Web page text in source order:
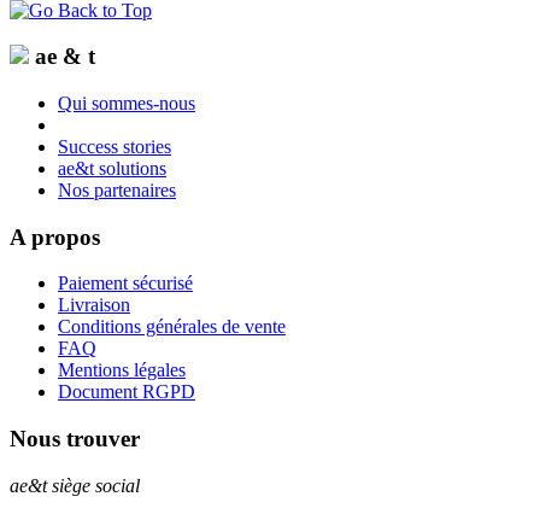
ae & t
Qui sommes-nous
Success stories
ae&t solutions
Nos partenaires
A propos
Paiement sécurisé
Livraison
Conditions générales de vente
FAQ
Mentions légales
Document RGPD
Nous trouver
ae&tsiège social